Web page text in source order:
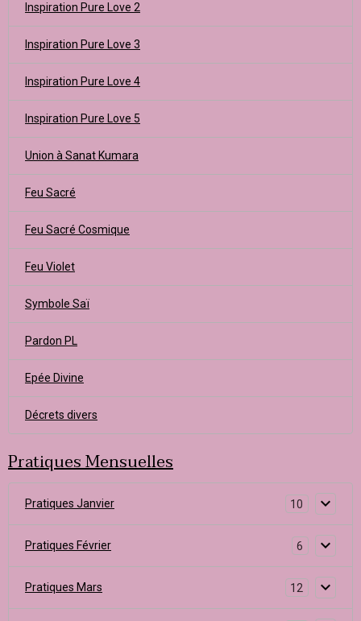
Inspiration Pure Love 2
Inspiration Pure Love 3
Inspiration Pure Love 4
Inspiration Pure Love 5
Union à Sanat Kumara
Feu Sacré
Feu Sacré Cosmique
Feu Violet
Symbole Saï
Pardon PL
Epée Divine
Décrets divers
Pratiques Mensuelles
Pratiques Janvier 10
Pratiques Février 6
Pratiques Mars 12